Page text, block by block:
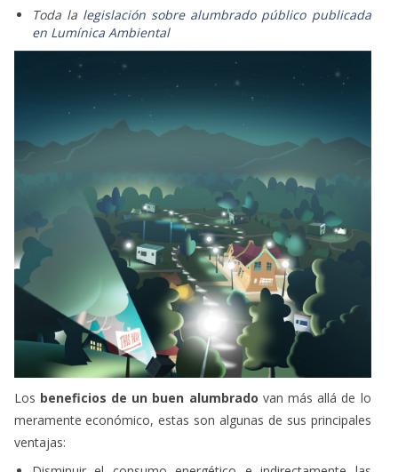
Toda lalegislación sobre alumbrado público publicada
en Lumínica Ambiental
meramente económico, estas son algunas de sus principales
ventajas: